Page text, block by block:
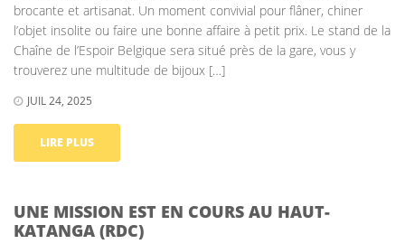
brocante et artisanat. Un moment convivial pour flâner, chiner
l’objet insolite ou faire une bonne affaire à petit prix. Le stand de la
Chaîne de l’Espoir Belgique sera situé près de la gare, vous y
trouverez une multitude de bijoux […]
JUIL 24, 2025
LIRE PLUS
UNE MISSION EST EN COURS AU HAUT-
KATANGA (RDC)